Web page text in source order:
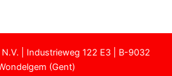
N.V. | Industrieweg 122 E3 | B-9032
(Gent)